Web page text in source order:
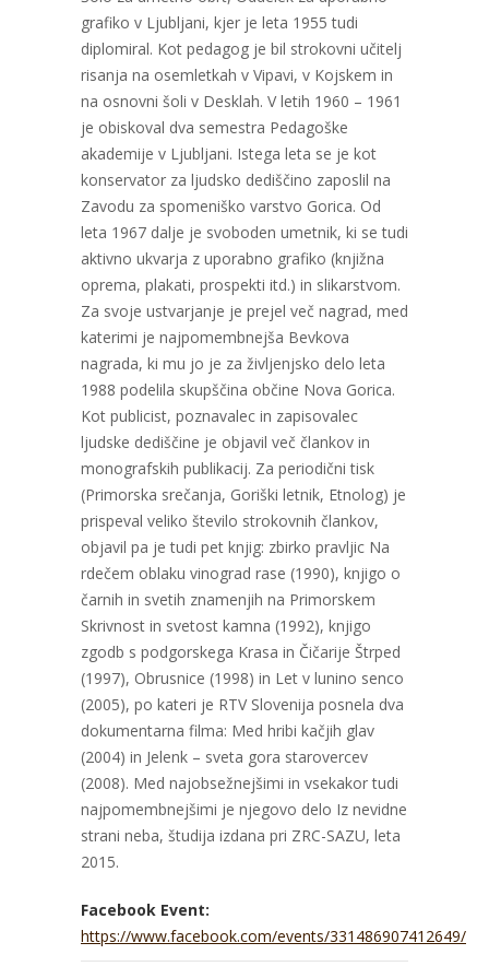
grafiko v Ljubljani, kjer je leta 1955 tudi
diplomiral. Kot pedagog je bil strokovni učitelj
risanja na osemletkah v Vipavi, v Kojskem in
na osnovni šoli v Desklah. V letih 1960 – 1961
je obiskoval dva semestra Pedagoške
akademije v Ljubljani. Istega leta se je kot
konservator za ljudsko dediščino zaposlil na
Zavodu za spomeniško varstvo Gorica. Od
leta 1967 dalje je svoboden umetnik, ki se tudi
aktivno ukvarja z uporabno grafiko (knjižna
oprema, plakati, prospekti itd.) in slikarstvom.
Za svoje ustvarjanje je prejel več nagrad, med
katerimi je najpomembnejša Bevkova
nagrada, ki mu jo je za življenjsko delo leta
1988 podelila skupščina občine Nova Gorica.
Kot publicist, poznavalec in zapisovalec
ljudske dediščine je objavil več člankov in
monografskih publikacij. Za periodični tisk
(Primorska srečanja, Goriški letnik, Etnolog) je
prispeval veliko število strokovnih člankov,
objavil pa je tudi pet knjig: zbirko pravljic Na
rdečem oblaku vinograd rase (1990), knjigo o
čarnih in svetih znamenjih na Primorskem
Skrivnost in svetost kamna (1992), knjigo
zgodb s podgorskega Krasa in Čičarije Štrped
(1997), Obrusnice (1998) in Let v lunino senco
(2005), po kateri je RTV Slovenija posnela dva
dokumentarna filma: Med hribi kačjih glav
(2004) in Jelenk – sveta gora starovercev
(2008). Med najobsežnejšimi in vsekakor tudi
najpomembnejšimi je njegovo delo Iz nevidne
strani neba, študija izdana pri ZRC-SAZU, leta
2015.
Facebook Event:
https://www.facebook.com/events/331486907412649/